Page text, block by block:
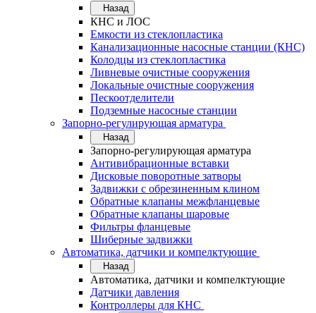
Назад
КНС и ЛОС
Емкости из стеклопластика
Канализационные насосные станции (КНС)
Колодцы из стеклопластика
Ливневые очистные сооружения
Локальные очистные сооружения
Пескоотделители
Подземные насосные станции
Запорно-регулирующая арматура
Назад
Запорно-регулирующая арматура
Антивибрационные вставки
Дисковые поворотные затворы
Задвижки с обрезиненным клином
Обратные клапаны межфланцевые
Обратные клапаны шаровые
Фильтры фланцевые
Шиберные задвижки
Автоматика, датчики и компелктующие
Назад
Автоматика, датчики и компелктующие
Датчики давления
Контроллеры для КНС